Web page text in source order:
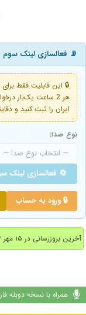
📡 فعالسازی لینک سوم
🔒 این قابلیت فقط برای
ایران را ثبت کنید و
نوع صدا:
🔄 فعالسازی لینک
🔒 ورود به حساب
آخرین بروزرسانی در ۱۵ مهر ۱۴۰۴ ، نسخه دوبله پارسی اضافه شد.
همراه با نسخه دوبله